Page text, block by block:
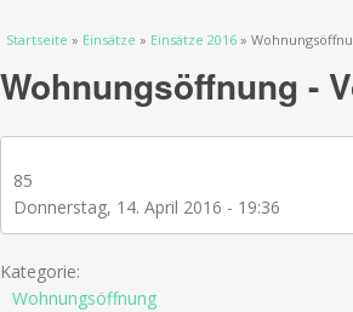
Sie sind hier
Startseite » Einsätze » Einsätze 2016 »
Wohnungsöffnung -
85
Donnerstag, 14. April 2016 - 19:36
Kategorie:
Wohnungsöffnung